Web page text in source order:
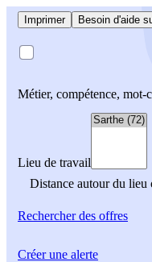
Imprimer Besoin d'aide
Métier, compétence, mot-
Lieu de travail
Distance autour du lieu
Rechercherdes offres
Créer une alerte